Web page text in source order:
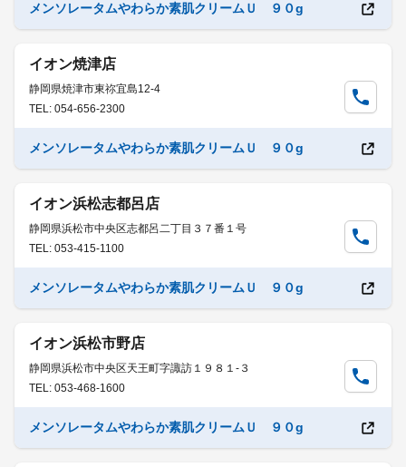
メンソレータムやわらか素肌クリームＵ ９０g
イオン焼津店
静岡県焼津市東祢宜島12-4
TEL: 054-656-2300
メンソレータムやわらか素肌クリームＵ ９０g
イオン浜松志都呂店
静岡県浜松市中央区志都呂二丁目３７番１号
TEL: 053-415-1100
メンソレータムやわらか素肌クリームＵ ９０g
イオン浜松市野店
静岡県浜松市中央区天王町字諏訪１９８１-３
TEL: 053-468-1600
メンソレータムやわらか素肌クリームＵ ９０g